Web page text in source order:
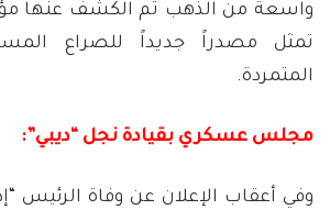
واسعة من الذهب تم الكشف عنها
تمثل مصدراً جديداً للصراع
المتمردة.
مجلس عسكري بقيادة نجل “ديبي”:
وفي أعقاب الإعلان عن وفاة الرئيس